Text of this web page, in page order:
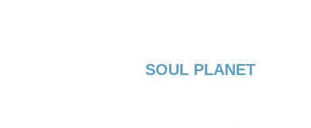
SOUL PLANET